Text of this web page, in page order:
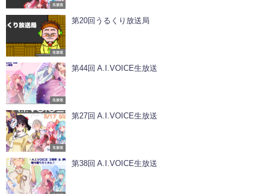
生放送
生放送
第20回うるくり放送局
生放送
第44回 A.I.VOICE生放送
生放送
第27回 A.I.VOICE生放送
第38回 A.I.VOICE生放送